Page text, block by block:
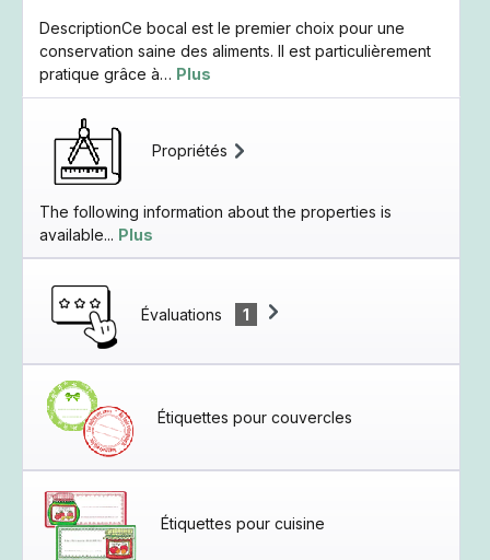
DescriptionCe bocal est le premier choix pour une
conservation saine des aliments. Il est particulièrement
pratique grâce à… Plus
Propriétés
The following information about the properties is
available... Plus
Évaluations 1
Étiquettes pour couvercles
Étiquettes pour cuisine